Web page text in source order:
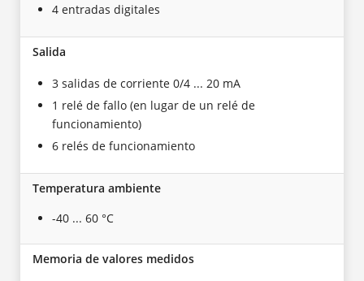
4 entradas digitales
Salida
3 salidas de corriente 0/4 ... 20 mA
1 relé de fallo (en lugar de un relé de
funcionamiento)
6 relés de funcionamiento
Temperatura ambiente
-40 ... 60 °C
Memoria de valores medidos